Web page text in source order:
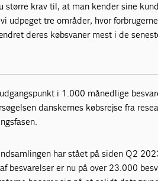
større krav til, at man kender sine
udpeget tre områder, hvor
deres købsvaner mest i de
i 1.000 månedlige
danskernes købsrejse fra
har stået på siden Q2
besvarelser er nu på over 23.000